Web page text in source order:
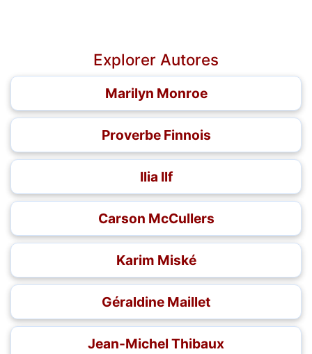
Explorer Autores
Marilyn Monroe
Proverbe Finnois
Ilia Ilf
Carson McCullers
Karim Miské
Géraldine Maillet
Jean-Michel Thibaux